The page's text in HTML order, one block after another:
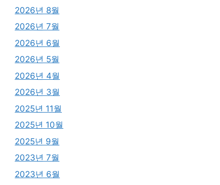
2026년 8월
2026년 7월
2026년 6월
2026년 5월
2026년 4월
2026년 3월
2025년 11월
2025년 10월
2025년 9월
2023년 7월
2023년 6월